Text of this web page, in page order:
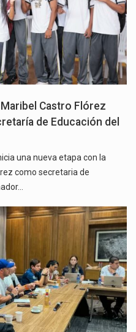
Castro Flórez
de Educación del
una nueva etapa con la
como secretaria de